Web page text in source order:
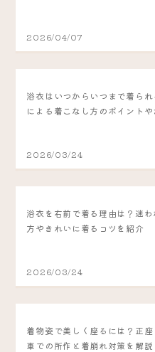
2026/04/07
浴衣はいつからいつまで着ら
による着こなし方のポイントや
2026/03/24
浴衣を右前で着る理由は？迷わ
方やきれいに着るコツを紹介
2026/03/24
着物姿で美しく座るには？正座
車での所作と着崩れ対策を解説